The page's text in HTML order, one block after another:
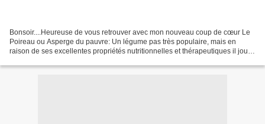
Bonsoir....Heureuse de vous retrouver avec mon nouveau coup de cœur Le
Poireau ou Asperge du pauvre: Un légume pas très populaire, mais en
raison de ses excellentes propriétés nutritionnelles et thérapeutiques il joue